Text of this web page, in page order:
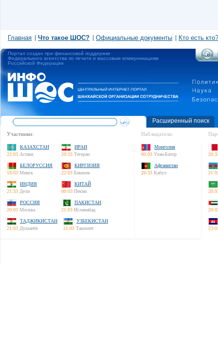
Главная Что такое ШОС? Официальные документы Кто есть кто?
Портал создан при финансовой поддержке
Федерального агентства по печати и массовым коммуникациям
Российской Федерации
Расширенный поиск
Участники:
КАЗАХСТАН
22:03 Астана
ИРАН
20:33 Тегеран
БЕЛОРУССИЯ
19:03 Минск
КИРГИЗИЯ
22:03 Бишкек
ИНДИЯ
21:33 Дели
КИТАЙ
00:03 Пекин
РОССИЯ
20:03 Москва
ПАКИСТАН
21:03 Исламабад
ТАДЖИКИСТАН
21:03 Душанбе
УЗБЕКИСТАН
21:03 Ташкент
Наблюдатели:
Монголия
00:03 Улан-Батор
Афганистан
20:33 Кабул